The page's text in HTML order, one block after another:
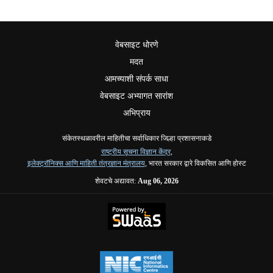
वेबसाइट धोरणे
मदत
आमच्याशी संपर्क साधा
वेबसाइट अभ्यागत सारांश
अभिप्राय
संकेतस्थळावरील माहितीचा सर्वाधिकार जिल्हा प्रशासनाकडे
राष्ट्रीय सूचना विज्ञान केंद्र,
इलेक्ट्रॉनिक्स आणि माहिती तंत्रज्ञान मंत्रालय, भारत सरकार द्वारे विकसित आणि होस्ट
शेवटचे अद्यावत: Aug 06, 2026